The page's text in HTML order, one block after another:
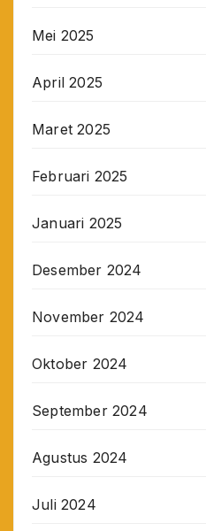
Mei 2025
April 2025
Maret 2025
Februari 2025
Januari 2025
Desember 2024
November 2024
Oktober 2024
September 2024
Agustus 2024
Juli 2024